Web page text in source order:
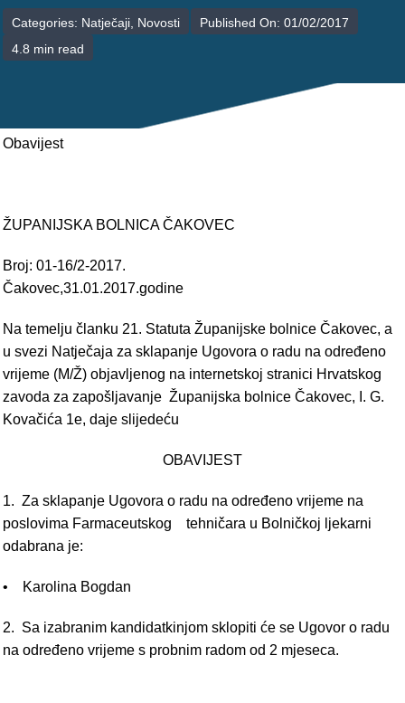
POLIKLINIKE
PALIJATIVNA SKRB
RAVNATELJSTVO
Categories: Natječaji, Novosti
Published On: 01/02/2017
4.8 min read
Obavijest
ŽUPANIJSKA BOLNICA ČAKOVEC
Broj: 01-16/2-2017.
Čakovec,31.01.2017.godine
Na temelju članku 21. Statuta Županijske bolnice Čakovec, a
u svezi Natječaja za sklapanje Ugovora o radu na određeno
vrijeme (M/Ž) objavljenog na internetskoj stranici Hrvatskog
zavoda za zapošljavanje Županijska bolnice Čakovec, I. G.
Kovačića 1e, daje slijedeću
OBAVIJEST
1. Za sklapanje Ugovora o radu na određeno vrijeme na
poslovima Farmaceutskog tehničara u Bolničkoj ljekarni
odabrana je:
• Karolina Bogdan
2. Sa izabranim kandidatkinjom sklopiti će se Ugovor o radu
na određeno vrijeme s probnim radom od 2 mjeseca.